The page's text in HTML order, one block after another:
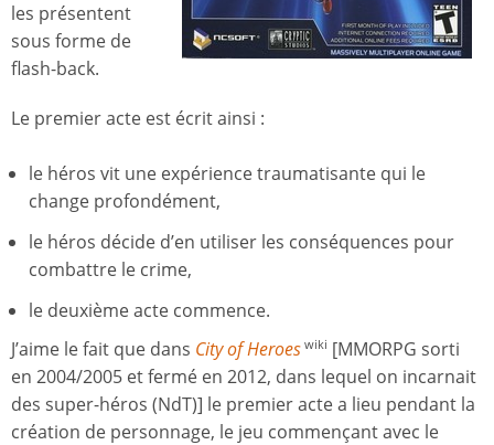
les présentent
sous forme de
flash-back.
Le premier acte est écrit ainsi :
le héros vit une expérience traumatisante qui le
change profondément,
le héros décide d’en utiliser les conséquences pour
combattre le crime,
le deuxième acte commence.
J’aime le fait que dans City of Heroes wiki [MMORPG sorti
en 2004/2005 et fermé en 2012, dans lequel on incarnait
des super-héros (NdT)] le premier acte a lieu pendant la
création de personnage, le jeu commençant avec le